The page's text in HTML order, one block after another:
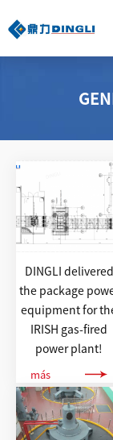
DINGLI delivered
the package
equipment for
IRISH gas-fired
power plant!
más